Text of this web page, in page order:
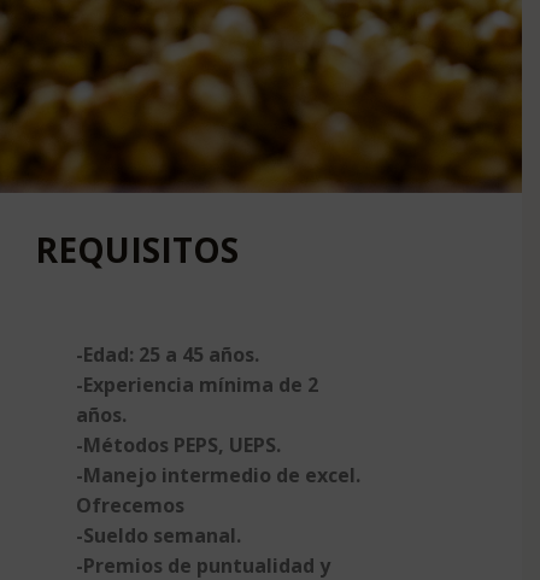
REQUISITOS
-Edad: 25 a 45 años.
-Experiencia mínima de 2
años.
-Métodos PEPS, UEPS.
-Manejo intermedio de excel.
Ofrecemos
-Sueldo semanal.
-Premios de puntualidad y